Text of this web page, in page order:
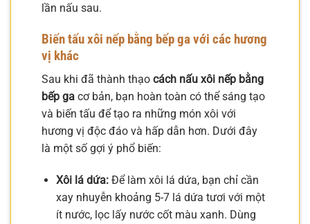
lần nấu sau.
Biến tấu xôi nếp bằng bếp ga với các hương
vị khác
Sau khi đã thành thạo cách nấu xôi nếp bằng
bếp ga cơ bản, bạn hoàn toàn có thể sáng tạo
và biến tấu để tạo ra những món xôi với
hương vị độc đáo và hấp dẫn hơn. Dưới đây
là một số gợi ý phổ biến:
Xôi lá dứa:Để làm xôi lá dứa, bạn chỉ cần
xay nhuyễn khoảng 5-7 lá dứa tươi với một
ít nước, lọc lấy nước cốt màu xanh. Dùng